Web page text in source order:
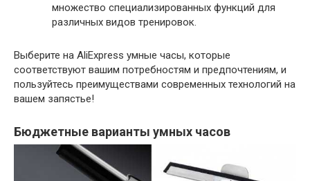
множество специализированных функций для
различных видов тренировок.
Выберите на AliExpress умные часы, которые
соответствуют вашим потребностям и предпочтениям, и
пользуйтесь преимуществами современных технологий на
вашем запястье!
Бюджетные варианты умных часов